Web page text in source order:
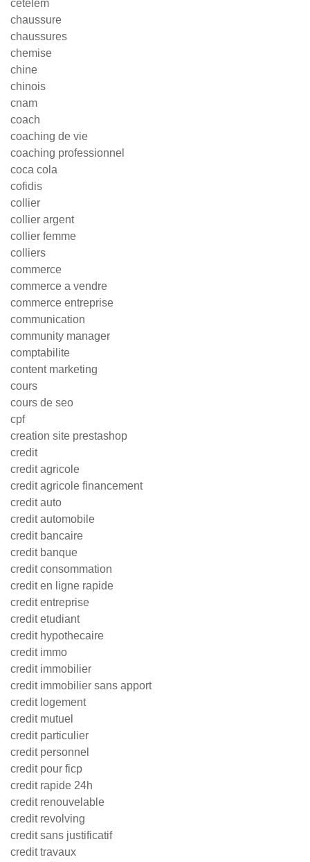
cetelem
chaussure
chaussures
chemise
chine
chinois
cnam
coach
coaching de vie
coaching professionnel
coca cola
cofidis
collier
collier argent
collier femme
colliers
commerce
commerce a vendre
commerce entreprise
communication
community manager
comptabilite
content marketing
cours
cours de seo
cpf
creation site prestashop
credit
credit agricole
credit agricole financement
credit auto
credit automobile
credit bancaire
credit banque
credit consommation
credit en ligne rapide
credit entreprise
credit etudiant
credit hypothecaire
credit immo
credit immobilier
credit immobilier sans apport
credit logement
credit mutuel
credit particulier
credit personnel
credit pour ficp
credit rapide 24h
credit renouvelable
credit revolving
credit sans justificatif
credit travaux